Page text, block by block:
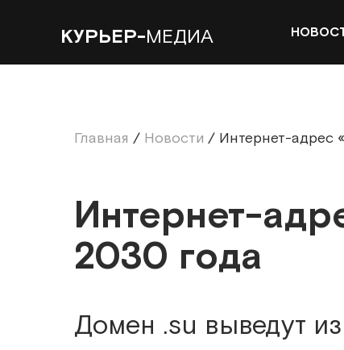
КУРЬЕР-МЕДИА
Главная / Новости / Интернет-адрес
Интернет-
2030 года
Домен .su выведут